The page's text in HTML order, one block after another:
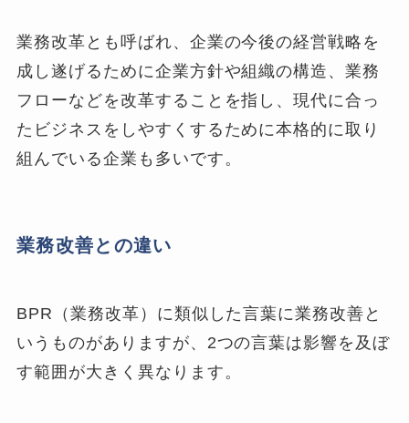
業務改革とも呼ばれ、企業の今後の経営戦略を
成し遂げるために企業方針や組織の構造、業務
フローなどを改革することを指し、現代に合っ
たビジネスをしやすくするために本格的に取り
組んでいる企業も多いです。
業務改善との違い
BPR（業務改革）に類似した言葉に業務改善と
いうものがありますが、2つの言葉は影響を及ぼ
す範囲が大きく異なります。